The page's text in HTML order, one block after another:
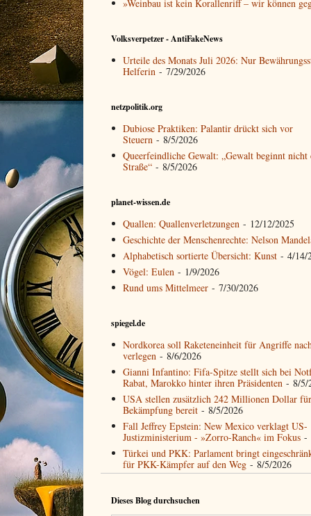
»Weinbau ist kein Korallenriff – wir können
Volksverpetzer - AntiFakeNews
Urteile des Monats Juli 2026: Nur
Helferin - 7/29/2026
netzpolitik.org
Dubiose Praktiken: Palantir drückt sich vor
Steuern - 8/5/2026
Queerfeindliche Gewalt: „Gewalt beginnt nicht
Straße“ - 8/5/2026
planet-wissen.de
Quallen: Quallenverletzungen - 12/12/2025
Geschichte der Menschenrechte: Nelson
Alphabetisch sortierte Übersicht: Kunst - 4/14/
Vögel: Eulen - 1/9/2026
Rund ums Mittelmeer - 7/30/2026
spiegel.de
Nordkorea soll Raketeneinheit für Angriffe
verlegen - 8/6/2026
Gianni Infantino: Fifa-Spitze stellt sich bei
Rabat, Marokko hinter ihren Präsidenten - 8/5/
USA stellen zusätzlich 242 Millionen Dollar
Bekämpfung bereit - 8/5/2026
Fall Jeffrey Epstein: New Mexico verklagt US-
Justizministerium - »Zorro-Ranch« im Fokus -
Türkei und PKK: Parlament bringt
für PKK-Kämpfer auf den Weg - 8/5/2026
Dieses Blog durchsuchen